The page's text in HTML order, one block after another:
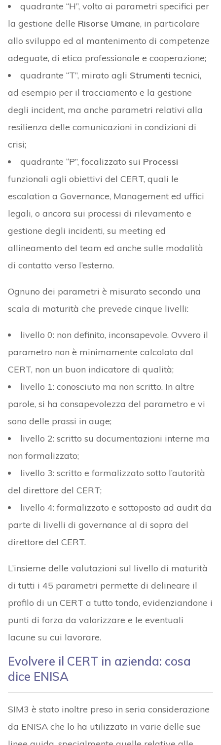
quadrante “H”, volto ai parametri specifici per
la gestione delle Risorse Umane, in particolare
allo sviluppo ed al mantenimento di competenze
adeguate, di etica professionale e cooperazione;
quadrante “T”, mirato agli Strumenti tecnici,
ad esempio per il tracciamento e la gestione
degli incident, ma anche parametri relativi alla
resilienza delle comunicazioni in condizioni di
crisi;
quadrante “P”, focalizzato sui Processi
funzionali agli obiettivi del CERT, quali le
escalation a Governance, Management ed uffici
legali, o ancora sui processi di rilevamento e
gestione degli incidenti, su meeting ed
allineamento del team ed anche sulle modalità
di contatto verso l’esterno.
Ognuno dei parametri è misurato secondo una
scala di maturità che prevede cinque livelli:
livello 0: non definito, inconsapevole. Ovvero il
parametro non è minimamente calcolato dal
CERT, non un buon indicatore di qualità;
livello 1: conosciuto ma non scritto. In altre
parole, si ha consapevolezza del parametro e vi
sono delle prassi in auge;
livello 2: scritto su documentazioni interne ma
non formalizzato;
livello 3: scritto e formalizzato sotto l’autorità
del direttore del CERT;
livello 4: formalizzato e sottoposto ad audit da
parte di livelli di governance al di sopra del
direttore del CERT.
L’insieme delle valutazioni sul livello di maturità
di tutti i 45 parametri permette di delineare il
profilo di un CERT a tutto tondo, evidenziandone i
punti di forza da valorizzare e le eventuali
lacune su cui lavorare.
Evolvere il CERT in azienda: cosa
dice ENISA
SIM3 è stato inoltre preso in seria considerazione
da ENISA che lo ha utilizzato in varie delle sue